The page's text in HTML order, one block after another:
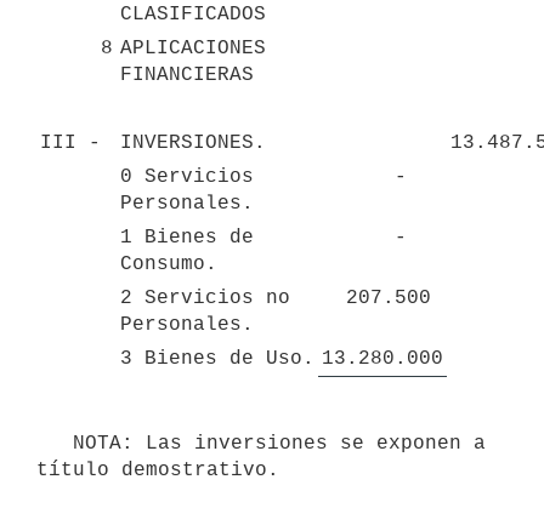
CLASIFICADOS
8 APLICACIONES
FINANCIERAS
III - INVERSIONES.
0 Servicios
Personales.
-
1 Bienes de
Consumo.
-
2 Servicios no
Personales.
207.500
3 Bienes de Uso. 13.280.000
título demostrativo.